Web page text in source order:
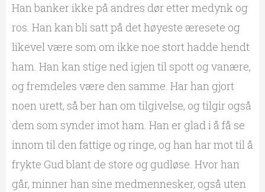
Han banker ikke på andres dør etter medynk og
ros. Han kan bli satt på det høyeste æresete og
likevel være som om ikke noe stort hadde hendt
ham. Han kan stige ned igjen til spott og vanære,
og fremdeles være den samme. Har han gjort
noen urett, så ber han om tilgivelse, og tilgir også
dem som synder imot ham. Han er glad i å få se
innom til den fattige og ringe, og han har mot til å
frykte Gud blant de store og gudløse. Hvor han
går, minner han sine medmennesker, også uten